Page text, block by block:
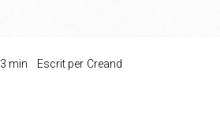
3 min Escrit per Creand